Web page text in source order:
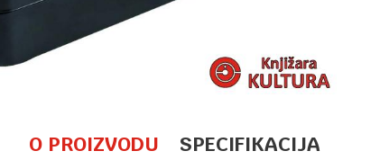
O PROIZVODU
SPECIFIKACIJA